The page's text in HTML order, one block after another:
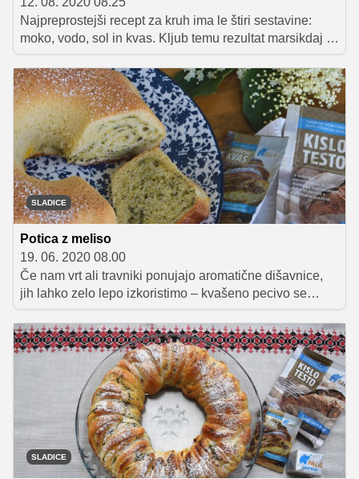
Najpreprostejši recept za kruh ima le štiri sestavine:
moko, vodo, sol in kvas. Kljub temu rezultat marsikdaj ni
tak, kot ste si ga zamišljali. A nikar ne obupajte. Če kje,
pri peki kruha velja, da vaja dela mojstra.
SLADICE
Potica z meliso
19. 06. 2020 08.00
Če nam vrt ali travniki ponujajo aromatične dišavnice,
jih lahko zelo lepo izkoristimo – kvašeno pecivo se
odlično poda k začimbam ali dišavnicam. Preizkusite
recept za potico z meliso in se prepričajte tudi sami.
SLADICE